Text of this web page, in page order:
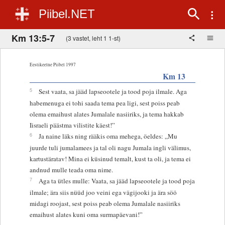
Piibel.NET
Km 13:5-7 (3 vastet, leht 1 1-st)
Eestikeelne Piibel 1997
Km 13
5
Sest vaata, sa jääd lapseootele ja tood poja ilmale. Aga
habemenuga ei tohi saada tema pea ligi, sest poiss peab
olema emaihust alates Jumalale nasiiriks, ja tema hakkab
Iisraeli päästma vilistite käest!”
6
Ja naine läks ning rääkis oma mehega, öeldes: „Mu
juurde tuli jumalamees ja tal oli nagu Jumala ingli välimus,
kartustäratav! Mina ei küsinud temalt, kust ta oli, ja tema ei
andnud mulle teada oma nime.
7
Aga ta ütles mulle: Vaata, sa jääd lapseootele ja tood poja
ilmale; ära siis nüüd joo veini ega vägijooki ja ära söö
midagi roojast, sest poiss peab olema Jumalale nasiiriks
emaihust alates kuni oma surmapäevani!”